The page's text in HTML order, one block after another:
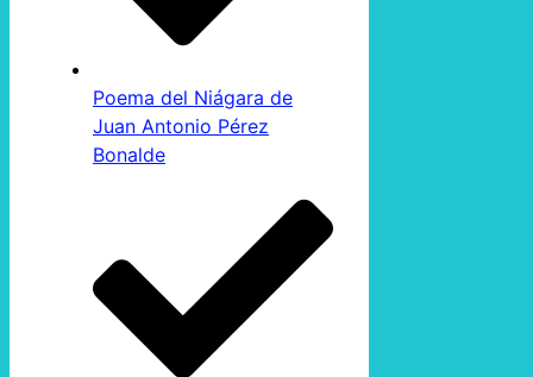
Poema del Niágara de
Juan Antonio Pérez
Bonalde